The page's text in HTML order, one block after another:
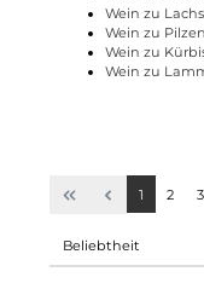
Wein zu Lachs
Wein zu Pilzen
Wein zu
Wein zu
1 2 3